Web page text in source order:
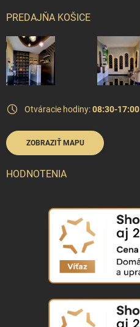
PREDAJŇA KOŠICE
Otváracie hodiny:08:30-17:00
ZOBRAZIŤ MAPU
HODNOTENIA